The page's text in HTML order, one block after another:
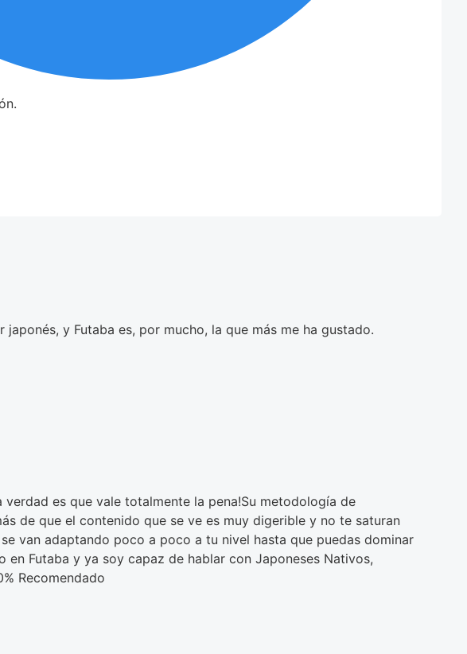
y Futaba es, por mucho, la que más me ha gustado.
es que vale totalmente la pena!Su metodología de
de que el contenido que se ve es muy digerible y no te saturan
van adaptando poco a poco a tu nivel hasta que puedas dominar
en Futaba y ya soy capaz de hablar con Japoneses Nativos,
Recomendado